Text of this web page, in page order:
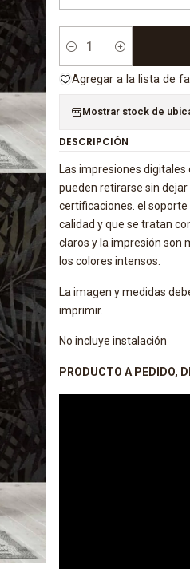
Cantidad
Agregar a la lista de
Mostrar stock de
DESCRIPCIÓN
Las impresiones digitales
pueden retirarse sin
certificaciones. el
calidad y que se tratan
claros y la impresión son
los colores intensos.
La imagen y medidas
imprimir.
No incluye instalación
PRODUCTO A PEDIDO,